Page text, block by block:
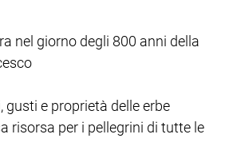
nel giorno degli 800 anni della
gusti e proprietà delle erbe
risorsa per i pellegrini di tutte le